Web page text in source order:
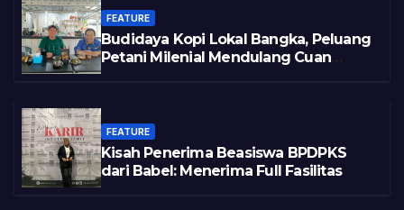
FEATURE
Budidaya Kopi Lokal Bangka, Peluang
Petani Milenial Mendulang Cuan
FEATURE
Kisah Penerima Beasiswa BPDPKS
dari Babel: Menerima Full Fasilitas